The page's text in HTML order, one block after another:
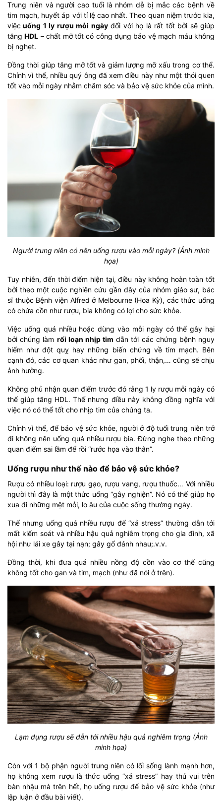
Trung niên và người cao tuổi là nhóm dễ bị mắc các bệnh về
tim mạch, huyết áp với tỉ lệ cao nhất. Theo quan niệm trước kia,
việc uống 1 ly rượu mỗi ngàyđối với họ là rất tốt bởi sẽ giúp
tăngHDL – chất mỡ tốt có công dụng bảo vệ mạch máu không
bị nghẹt.
Đồng thời giúp tăng mỡ tốt và giảm lượng mỡ xấu trong cơ thể.
Chính vì thế, nhiều quý ông đã xem điều này như một thói quen
tốt vào mỗi ngày nhằm chăm sóc và bảo vệ sức khỏe của mình.
Người trung niên có nên uống rượu vào mỗi ngày? (Ảnh minh
họa)
Tuy nhiên, đến thời điểm hiện tại, điều này không hoàn toàn tốt
bởi theo một cuộc nghiên cứu gần đây của nhóm giáo sư, bác
sĩ thuộc Bệnh viện Alfred ở Melbourne (Hoa Kỳ), các thức uống
có chứa cồn như rượu, bia không có lợi cho sức khỏe.
Việc uống quá nhiều hoặc dùng vào mỗi ngày có thể gây hại
bởi chúng làm rối loạn nhịp tim dẫn tới các chứng bệnh nguy
hiểm như đột quỵ hay những biến chứng về tim mạch. Bên
cạnh đó, các cơ quan khác như gan, phổi, thận,… cũng sẽ chịu
ảnh hưởng.
Không phủ nhận quan điểm trước đó rằng 1 ly rượu mỗi ngày có
thể giúp tăng HDL. Thế nhưng điều này không đồng nghĩa với
việc nó có thể tốt cho nhịp tim của chúng ta.
Chính vì thế, để bảo vệ sức khỏe, người ở độ tuổi trung niên trở
đi không nên uống quá nhiều rượu bia. Đừng nghe theo những
quan điểm sai lầm để rồi “rước họa vào thân”.
Uống rượu như thế nào để bảo vệ sức khỏe?
Rượu có nhiều loại: rượu gạo, rượu vang, rượu thuốc… Với nhiều
người thì đây là một thức uống “gây nghiện”. Nó có thể giúp họ
xua đi những mệt mỏi, lo âu của cuộc sống thường ngày.
Thế nhưng uống quá nhiều rượu để “xả stress” thường dẫn tới
mất kiểm soát và nhiều hậu quả nghiêm trọng cho gia đình, xã
hội như lái xe gây tại nạn; gây gổ đánh nhau;.v.v.
Đồng thời, khi đưa quá nhiều nồng độ cồn vào cơ thể cũng
không tốt cho gan và tim, mạch (như đã nói ở trên).
Lạm dụng rượu sẽ dẫn tới nhiều hậu quả nghiêm trọng (Ảnh
minh họa)
Còn với 1 bộ phận người trung niên có lối sống lành mạnh hơn,
họ không xem rượu là thức uống “xả stress” hay thú vui trên
bàn nhậu mà trên hết, họ uống rượu để bảo vệ sức khỏe (như
lập luận ở đầu bài viết).